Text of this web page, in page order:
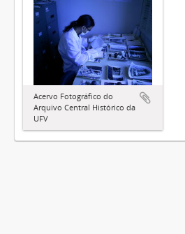
Acervo Fotográfico do
Arquivo Central Histórico da
UFV